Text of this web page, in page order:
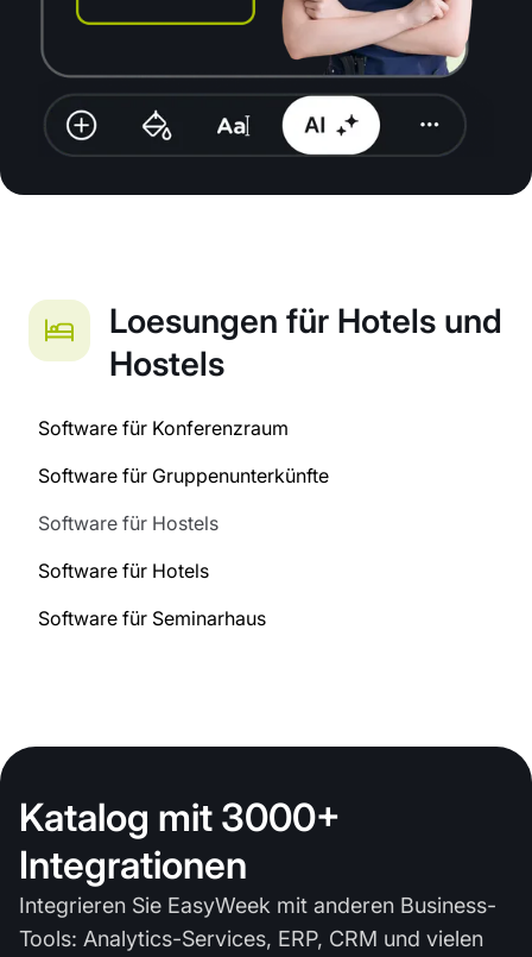
Loesungen für Hotels und
Hostels
Software für Konferenzraum
Software für Gruppenunterkünfte
Software für Hostels
Software für Hotels
Software für Seminarhaus
Katalog mit 3000+
Integrationen
Integrieren Sie EasyWeek mit anderen Business-
Tools: Analytics-Services, ERP, CRM und vielen